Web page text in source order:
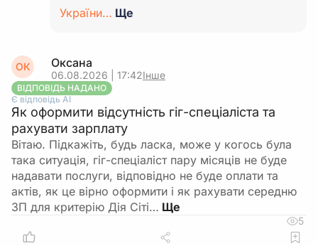
України… Ще
ОК Оксана
06.08.2026 | 17:42Інше
ВІДПОВІДЬ НАДАНО
Є відповідь АІ
Як оформити відсутність гіг-спеціаліста та
рахувати зарплату
Вітаю. Підкажіть, будь ласка, може у когось була
така ситуація, гіг-спеціаліст пару місяців не буде
надавати послуги, відповідно не буде оплати та
актів, як це вірно оформити і як рахувати середню
ЗП для критерію Дія Сіті…
5